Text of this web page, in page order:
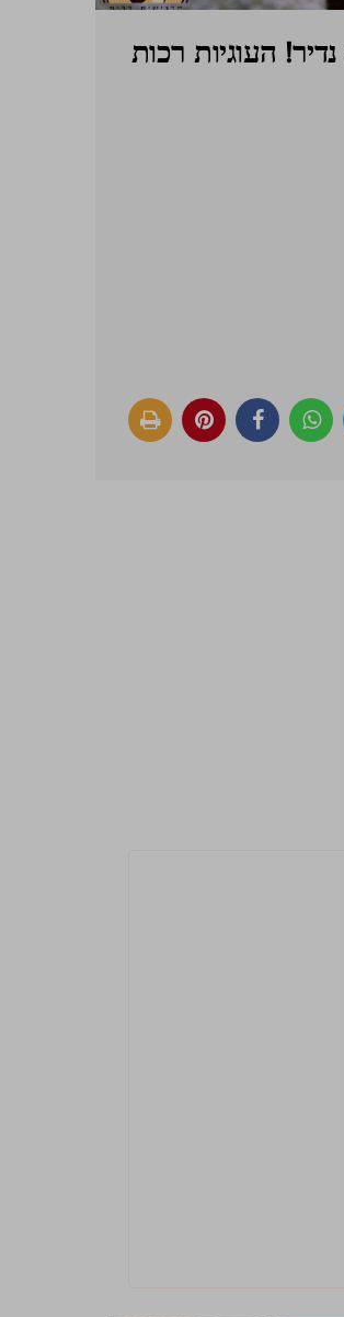
העוגיות רכות